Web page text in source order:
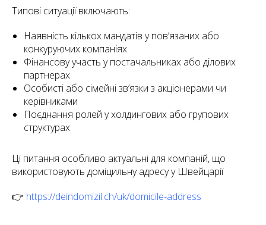
Типові ситуації включають:
Наявність кількох мандатів у пов’язаних або
конкуруючих компаніях
Фінансову участь у постачальниках або ділових
партнерах
Особисті або сімейні зв’язки з акціонерами чи
керівниками
Поєднання ролей у холдингових або групових
структурах
Ці питання особливо актуальні для компаній, що
використовують доміцильну адресу у Швейцарії
👉 https://deindomizil.ch/uk/domicile-address